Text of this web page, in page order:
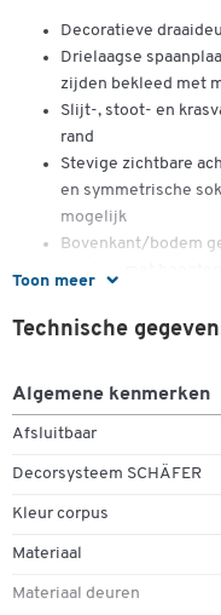
Toon meer
Decoratieve
Drielaagse
zijden bekleed met
Slijt-, stoot- en
rand
Stevige zichtbare
en symmetrische
mogelijk
Bovenkant/bodem
metalen handgreep
flexibele organisatie
Sokkelvoetjes met
Bestemd voor gebruik:
Kantoor of privé
Ideaal als
Technische
Algemene kenmerken
Afsluitbaar
Decorsysteem SCHÄFER
Kleur corpus
Materiaal
Materiaal deuren